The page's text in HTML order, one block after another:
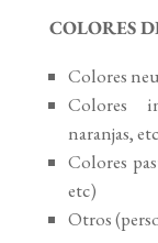
COLORES
Colores
Colores
naranjas,
Colores
etc)
Otros